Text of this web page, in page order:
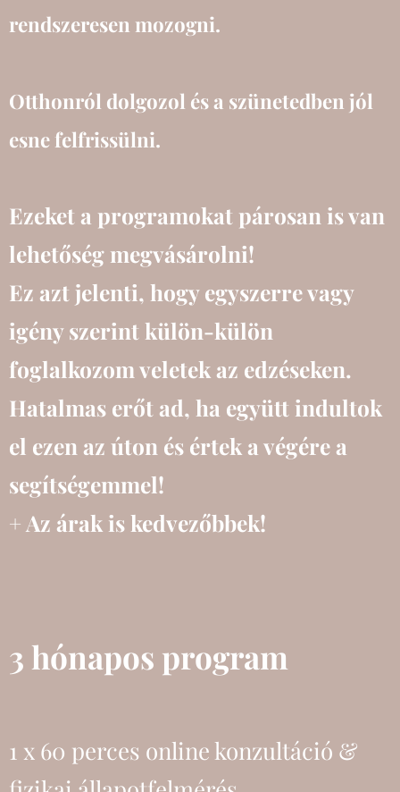
rendszeresen mozogni.
Otthonról dolgozol és a szünetedben jól
esne felfrissülni.
Ezeket a programokat párosan is van
lehetőség megvásárolni!
Ez azt jelenti, hogy egyszerre vagy
igény szerint külön-külön
foglalkozom veletek az edzéseken.
Hatalmas erőt ad, ha együtt indultok
el ezen az úton és értek a végére a
segítségemmel!
+ Az árak is kedvezőbbek!
3 hónapos program
1 x 60 perces online konzultáció &